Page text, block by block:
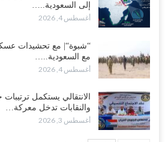
إلى السعودية..…
أغسطس 4, 2026
“شبوة“| مع تحشيدات
مع السعودية..…
أغسطس 4, 2026
الانتقالي يستكمل
والنقابات تدخل معركة…
أغسطس 3, 2026